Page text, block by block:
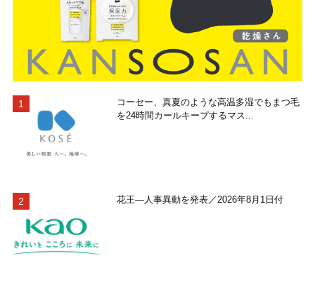
コーセー、真夏のような高温多湿でもまつ毛
を24時間カールキープするマス...
花王―人事異動を発表／2026年8月1日付